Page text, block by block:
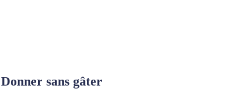
sans gâter